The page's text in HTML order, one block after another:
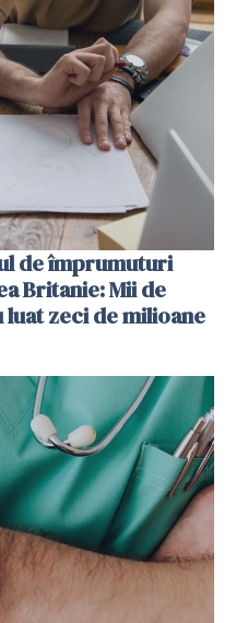
de împrumuturi
Britanie: Mii de
zeci de milioane